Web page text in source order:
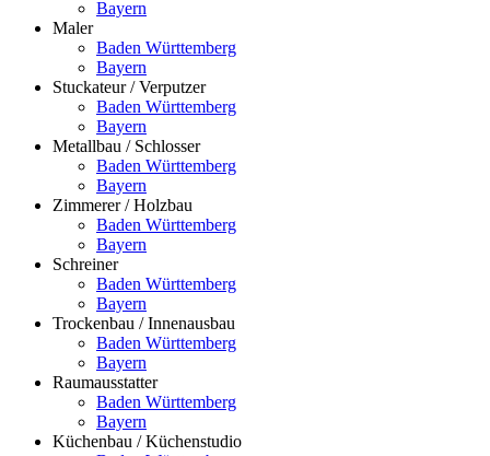
Bayern
Maler
Baden Württemberg
Bayern
Stuckateur / Verputzer
Baden Württemberg
Bayern
Metallbau / Schlosser
Baden Württemberg
Bayern
Zimmerer / Holzbau
Baden Württemberg
Bayern
Schreiner
Baden Württemberg
Bayern
Trockenbau / Innenausbau
Baden Württemberg
Bayern
Raumausstatter
Baden Württemberg
Bayern
Küchenbau / Küchenstudio